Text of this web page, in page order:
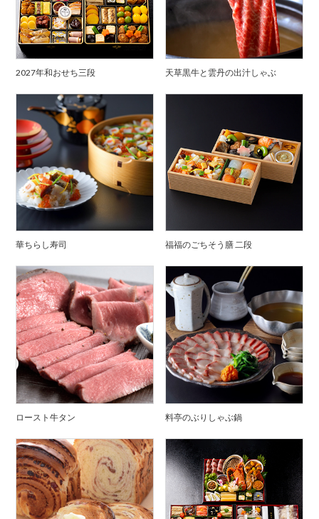
2027年和おせち三段 天草黒牛と雲丹の出汁しゃぶ
華ちらし寿司 福福のごちそう膳 二段
ロースト牛タン 料亭のぶりしゃぶ鍋